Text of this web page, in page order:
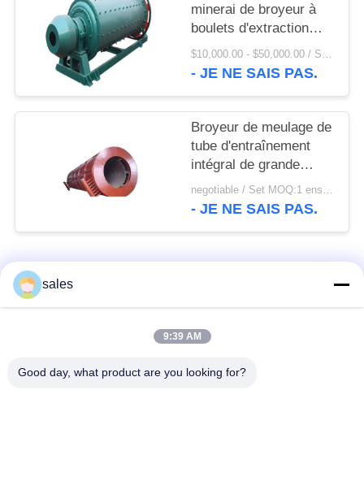
minerai de broyeur à
boulets d'extraction
continu par air 215T
économiseur d'énergie
$10,000.00 - $50,000.00 / Set MOQ:1 ensemble/ensembles
- JE NE SAIS PAS.
Broyeur de meulage de
tube d'entraînement
intégral de grande
capacité de moteur à
courant alternatif et
negotiable / Set MOQ:1 ensemble/ensembles
- JE NE SAIS PAS.
Catégories populaires
Pignon biseauté
vitesse de périmètre
Bâtis et pièces
sales
9:39 AM
Good day, what product are you looking for?